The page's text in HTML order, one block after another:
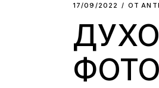
17/09/2022 ОТ